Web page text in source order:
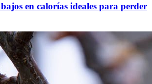
en calorías ideales para perder